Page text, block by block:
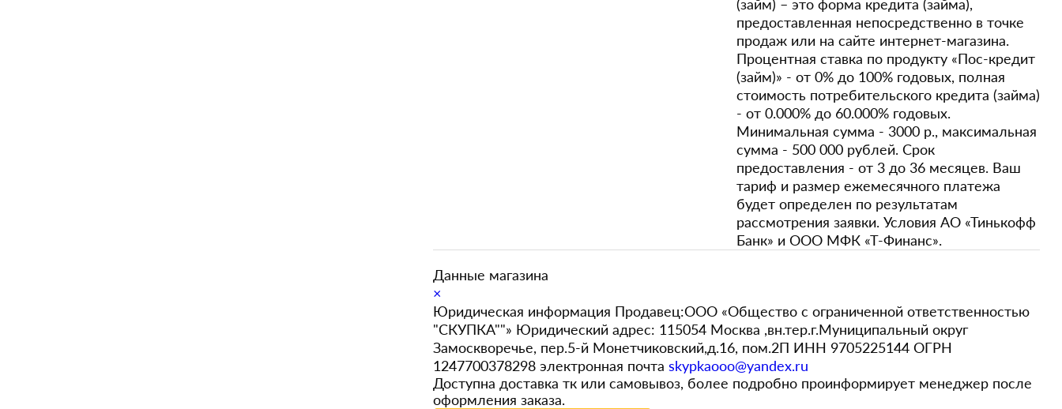
(займ) – это форма кредита (займа),
предоставленная непосредственно в точке
продаж или на сайте интернет-магазина.
Процентная ставка по продукту «Пос-кредит
(займ)» - от 0% до 100% годовых, полная
стоимость потребительского кредита (займа)
- от 0.000% до 60.000% годовых.
Минимальная сумма - 3000 р., максимальная
сумма - 500 000 рублей. Срок
предоставления - от 3 до 36 месяцев. Ваш
тариф и размер ежемесячного платежа
будет определен по результатам
рассмотрения заявки. Условия АО «Тинькофф
Банк» и ООО МФК «Т-Финанс».
Данные магазина
×
Юридическая информация Продавец:ООО «Общество с ограниченной ответственностью
"СКУПКА""» Юридический адрес: 115054 Москва ,вн.тер.г.Муниципальный округ
Замоскворечье, пер.5-й Монетчиковский,д.16, пом.2П ИНН 9705225144 ОГРН
1247700378298 электронная почта skypkaooo@yandex.ru
Доступна доставка тк или самовывоз, более подробно проинформирует менеджер после
оформления заказа.